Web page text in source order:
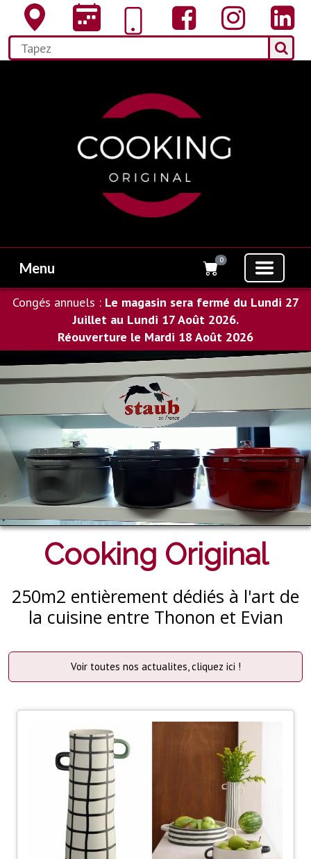
Menu 0
Congés annuels : Le magasin sera fermé du Lundi 27
Juillet au Lundi 17 Août 2026.
Réouverture le Mardi 18 Août 2026
Cooking Original
250m2 entièrement dédiés à l'art de
la cuisine entre Thonon et Evian
Voir toutes nos actualites, cliquez ici !